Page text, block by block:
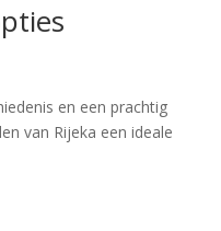
en een prachtig
van Rijeka een ideale